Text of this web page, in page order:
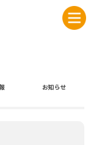
お知らせ